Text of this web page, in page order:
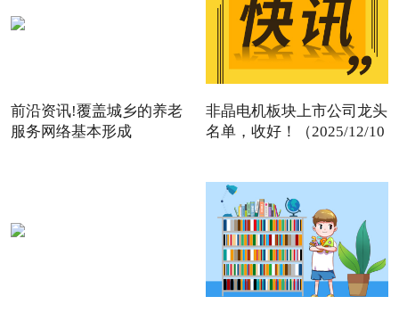
前沿资讯!覆盖城乡的养老
服务网络基本形成
非晶电机板块上市公司龙头
名单，收好！（2025/12/10